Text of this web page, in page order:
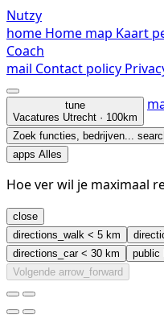
Nutzy
home Home map Kaart
Coach
mail Contact policy
tune
Vacatures Utrecht · 100km
Zoek functies, bedrijven...
apps Alles
Hoe ver wil je maximaal
close
directions_walk < 5 km
directions_car< 30 km public
Volgende arrow_forward